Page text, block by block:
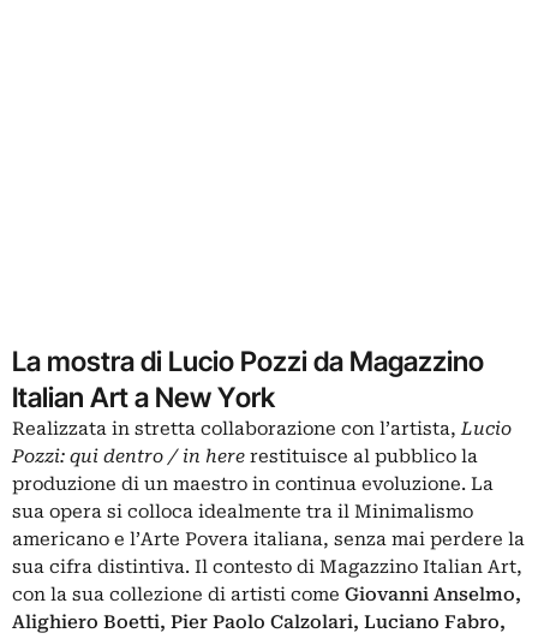
La mostra di Lucio Pozzi da Magazzino
Italian Art a New York
Realizzata in stretta collaborazione con l’artista,Lucio
Pozzi: qui dentro / in here restituisce al pubblico la
produzione di un maestro in continua evoluzione. La
sua opera si colloca idealmente tra il Minimalismo
americano e l’Arte Povera italiana, senza mai perdere la
sua cifra distintiva. Il contesto di Magazzino Italian Art,
con la sua collezione di artisti come Giovanni Anselmo,
Alighiero Boetti, Pier Paolo Calzolari, Luciano Fabro,